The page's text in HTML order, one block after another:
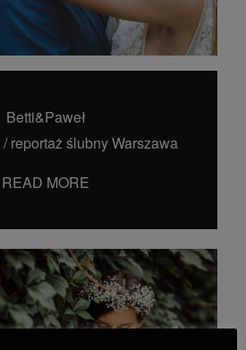
Betti&Paweł
/reportaż ślubny Warszawa
READ MORE